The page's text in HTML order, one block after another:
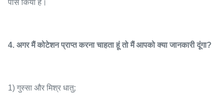
पास किया है।
4. अगर मैं कोटेशन प्राप्त करना चाहता हूं तो मैं आपको क्या जानकारी दूंगा?
1) गुस्सा और मिश्र धातु;